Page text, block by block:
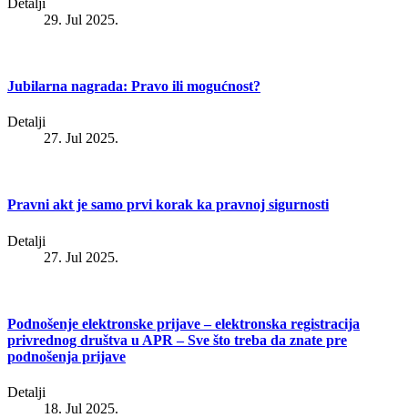
29. Jul 2025.
Jubilarna nagrada: Pravo ili mogućnost?
Detalji
27. Jul 2025.
Pravni akt je samo prvi korak ka pravnoj sigurnosti
Detalji
27. Jul 2025.
Podnošenje elektronske prijave – elektronska registracija
privrednog društva u APR – Sve što treba da znate pre
podnošenja prijave
Detalji
18. Jul 2025.